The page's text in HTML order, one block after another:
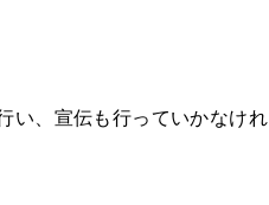
い、宣伝も行っていかなけれ